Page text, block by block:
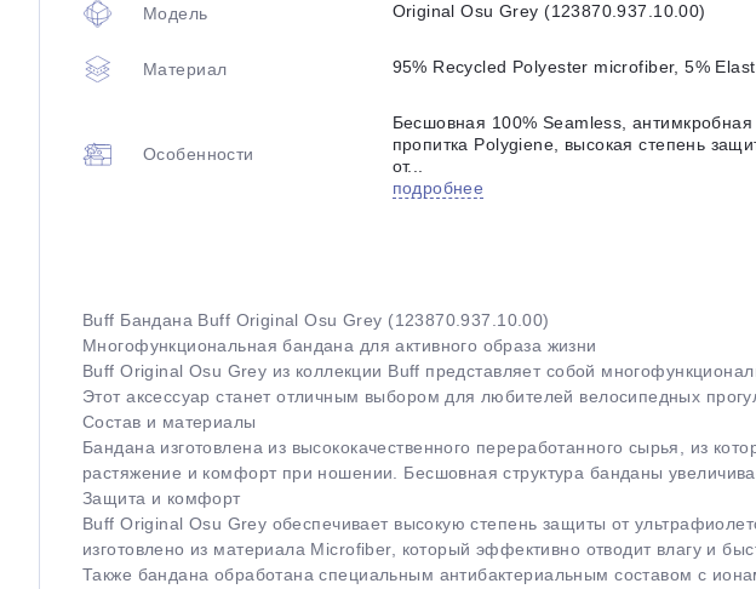
Модель Original Osu Grey (123870.937.10.00)
Материал 95% Recycled Polyester microfiber, 5%
Особенности
Бесшовная 100% Seamless, антимкробная
пропитка Polygiene, высокая степень
от...
подробнее
Buff Бандана Buff Original Osu Grey (123870.937.10.00)
Многофункциональная бандана для активного образа жизни
Buff Original Osu Grey из коллекции Buff представляет собой
Этот аксессуар станет отличным выбором для любителей велосипедных
Состав и материалы
Бандана изготовлена из высококачественного переработанного сырья, из
растяжение и комфорт при ношении. Бесшовная структура банданы
Защита и комфорт
Buff Original Osu Grey обеспечивает высокую степень защиты от
изготовлено из материала Microfiber, который эффективно отводит влагу и
Также бандана обработана специальным антибактериальным составом с
недели
8